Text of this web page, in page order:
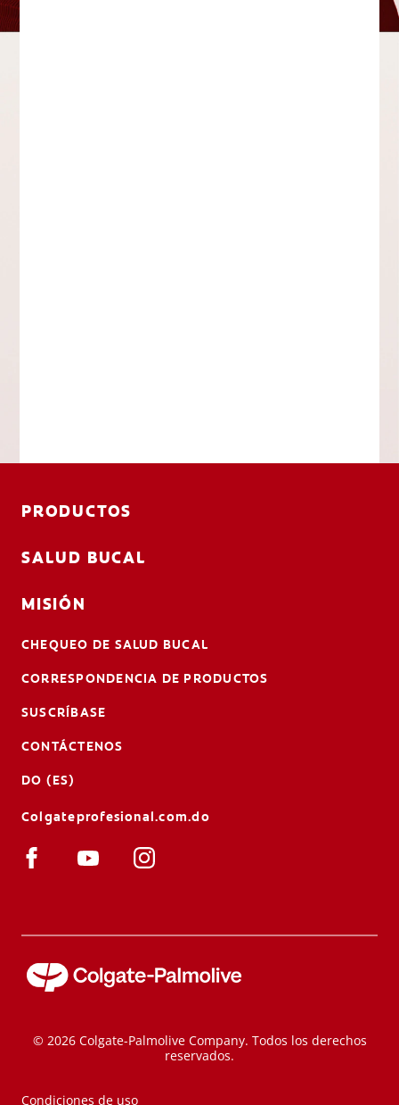
PRODUCTOS
SALUD BUCAL
MISIÓN
CHEQUEO DE SALUD BUCAL
CORRESPONDENCIA DE PRODUCTOS
SUSCRÍBASE
CONTÁCTENOS
DO (ES)
Colgateprofesional.com.do
© 2026 Colgate-Palmolive Company. Todos los derechos
reservados.
Condiciones de uso